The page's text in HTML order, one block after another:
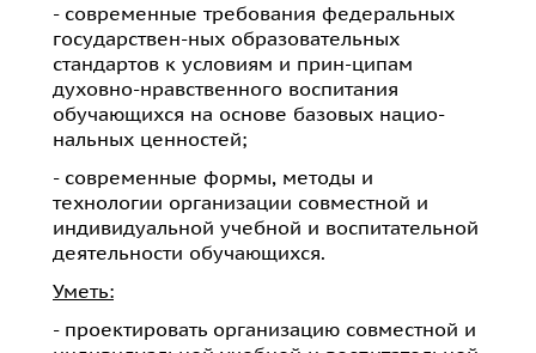
- современные требования федеральных
государствен-ных образовательных
стандартов к условиям и прин-ципам
духовно-нравственного воспитания
обучающихся на основе базовых нацио-
нальных ценностей;
- современные формы, методы и
технологии организации совместной и
индивидуальной учебной и воспитательной
деятельности обучающихся.
Уметь:
- проектировать организацию совместной и